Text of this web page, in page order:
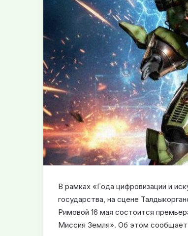
В рамках «Года цифровизации и
государства, на сцене
Римовой 16 мая состоится
Миссия Земля». Об этом